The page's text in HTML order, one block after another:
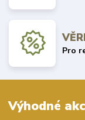
Pro
Výhodné